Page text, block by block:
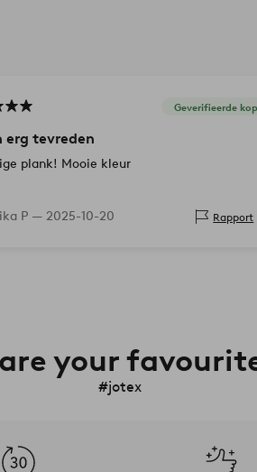
Geverifieerde
erg tevreden
plank! Mooie kleur
P — 2025-10-20 Rapport
your
#jotex